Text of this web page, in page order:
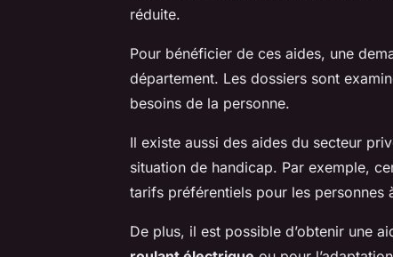
réduite.
Pour bénéficier de ces aides, une
département. Les dossiers sont
besoins de la personne.
Il existe aussi des aides du secteur
situation de handicap. Par exemple,
tarifs préférentiels pour les personnes
De plus, il est possible d’obtenir une